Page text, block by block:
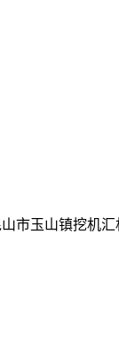
市玉山镇挖机